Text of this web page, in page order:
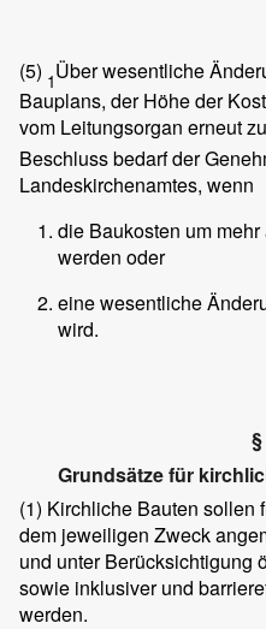
(5) 1Über wesentliche
Bauplans, der Höhe der
vom Leitungsorgan erneut
Beschluss bedarf der
Landeskirchenamtes, wenn
die Baukosten um
werden oder
eine wesentliche
wird.
Grundsätze für
(1) Kirchliche Bauten sollen
dem jeweiligen Zweck
und unter Berücksichtigung
sowie inklusiver und
werden.